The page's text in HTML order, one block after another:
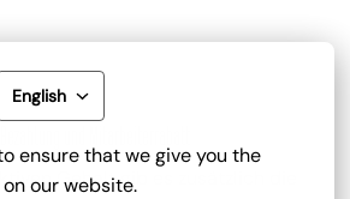
English
ensure that we give you the
our website.
Gehalt gib es zusätzlich die